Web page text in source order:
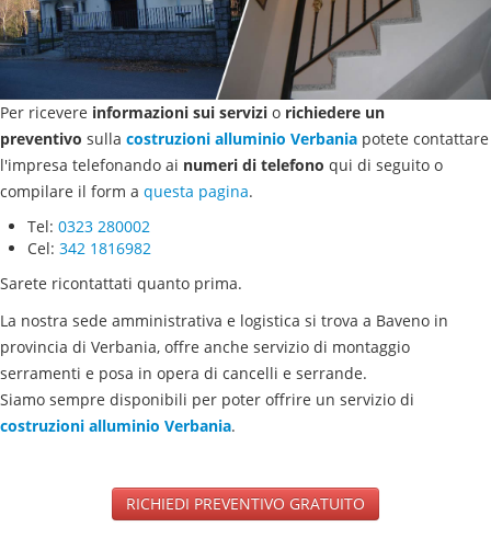
Per ricevere informazioni sui servizi o richiedere un
preventivo sulla costruzioni alluminio Verbania potete contattare
l'impresa telefonando ai numeri di telefono qui di seguito o
compilare il form a questa pagina.
Tel: 0323 280002
Cel: 342 1816982
Sarete ricontattati quanto prima.
La nostra sede amministrativa e logistica si trova a Baveno in
provincia di Verbania, offre anche servizio di montaggio
serramenti e posa in opera di cancelli e serrande.
Siamo sempre disponibili per poter offrire un servizio di
costruzioni alluminio Verbania.
RICHIEDI PREVENTIVO GRATUITO